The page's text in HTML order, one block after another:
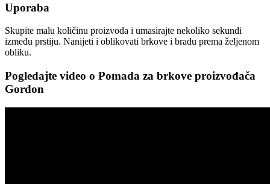
Uporaba
Skupite malu količinu proizvoda i umasirajte nekoliko sekundi
između prstiju. Nanijeti i oblikovati brkove i bradu prema željenom
obliku.
Pogledajte video o Pomada za brkove proizvođača
Gordon